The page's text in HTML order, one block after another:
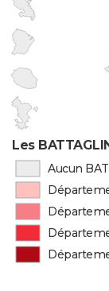
Les
Aucun